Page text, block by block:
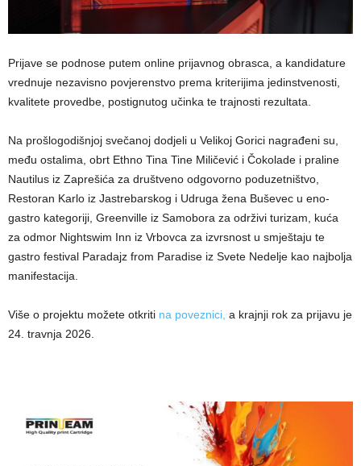
Prijave se podnose putem online prijavnog obrasca, a kandidature
vrednuje nezavisno povjerenstvo prema kriterijima jedinstvenosti,
kvalitete provedbe, postignutog učinka te trajnosti rezultata.
Na prošlogodišnjoj svečanoj dodjeli u Velikoj Gorici nagrađeni su,
među ostalima, obrt Ethno Tina Tine Miličević i Čokolade i praline
Nautilus iz Zaprešića za društveno odgovorno poduzetništvo,
Restoran Karlo iz Jastrebarskog i Udruga žena Buševec u eno-
gastro kategoriji, Greenville iz Samobora za održivi turizam, kuća
za odmor Nightswim Inn iz Vrbovca za izvrsnost u smještaju te
gastro festival Paradajz from Paradise iz Svete Nedelje kao najbolja
manifestacija.
Više o projektu možete otkriti na poveznici, a krajnji rok za prijavu je
24. travnja 2026.